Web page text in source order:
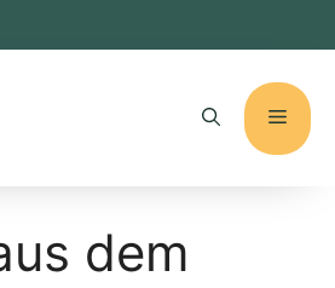
Menü
dem